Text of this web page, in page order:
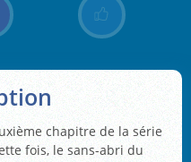
chapitre de la série
fois, le sans-abri du